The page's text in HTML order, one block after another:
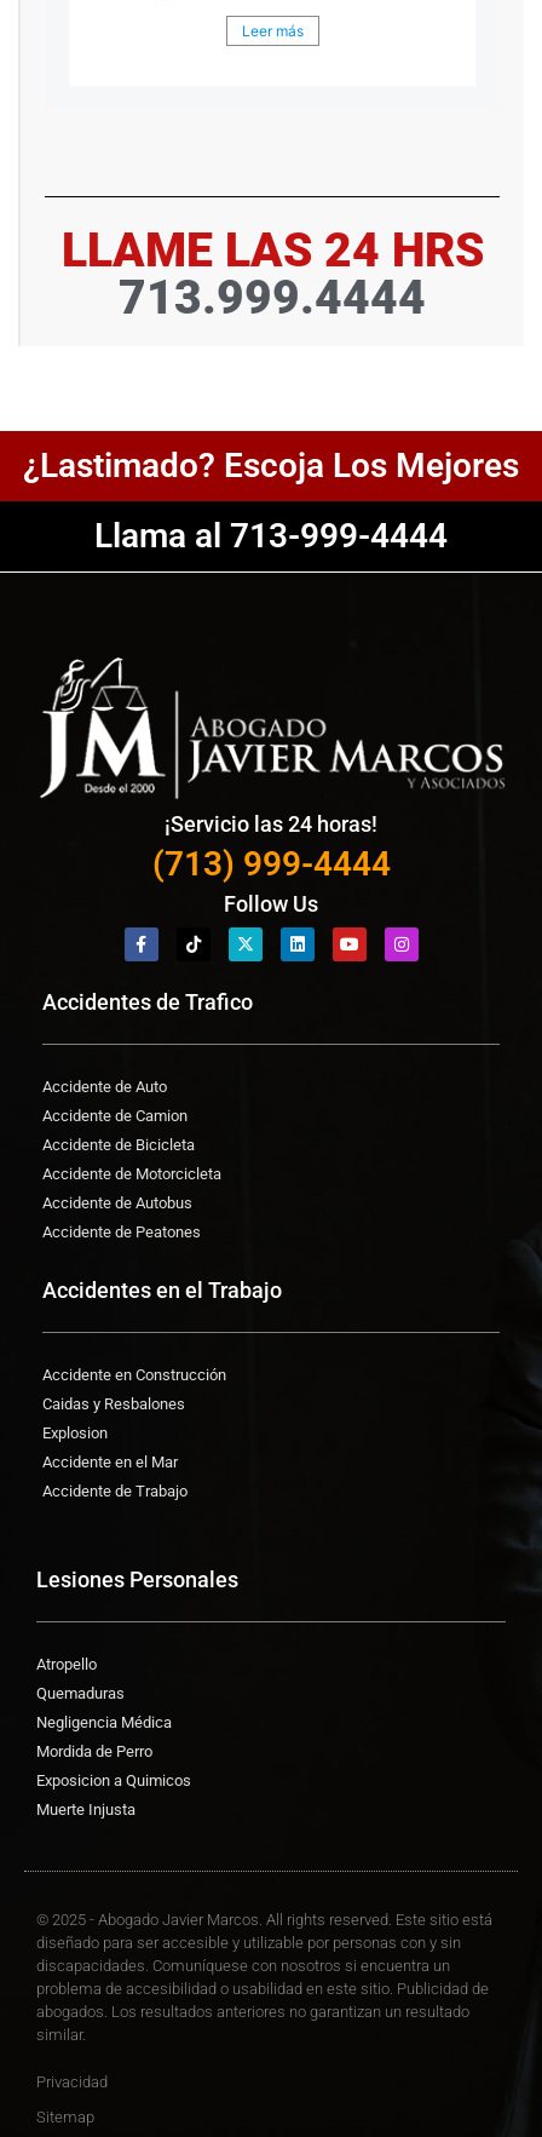
Leer más
LLAME LAS 24 HRS
713.999.4444
¿Lastimado? Escoja Los Mejores
Llama al 713-999-4444
¡Servicio las 24 horas!
(713) 999-4444
Follow Us
Accidentes de Trafico
Accidente de Auto
Accidente de Camion
Accidente de Bicicleta
Accidente de Motorcicleta
Accidente de Autobus
Accidente de Peatones
Accidentes en el Trabajo
Accidente en Construcción
Caidas y Resbalones
Explosion
Accidente en el Mar
Accidente de Trabajo
Lesiones Personales
Atropello
Quemaduras
Negligencia Médica
Mordida de Perro
Exposicion a Quimicos
Muerte Injusta
© 2025 - Abogado Javier Marcos. All rights reserved. Este sitio está
diseñado para ser accesible y utilizable por personas con y sin
discapacidades. Comuníquese con nosotros si encuentra un
problema de accesibilidad o usabilidad en este sitio. Publicidad de
abogados. Los resultados anteriores no garantizan un resultado
similar.
Privacidad
Sitemap